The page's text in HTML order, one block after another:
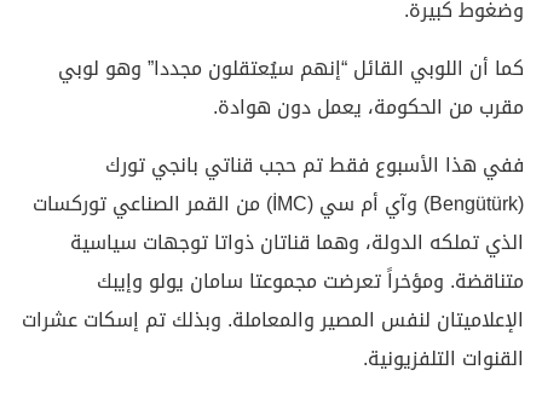
وضغوط كبيرة.
كما أن اللوبي القائل “إنهم سيُعتقلون مجددا” وهو لوبي
مقرب من الحكومة، يعمل دون هوادة.
ففي هذا الأسبوع فقط تم حجب قناتي بانجي تورك
(Bengütürk) وآي أم سي (İMC) من القمر الصناعي توركسات
الذي تملكه الدولة، وهما قناتان ذواتا توجهات سياسية
متناقضة. ومؤخراً تعرضت مجموعتا سامان يولو وإيبك
الإعلاميتان لنفس المصير والمعاملة. وبذلك تم إسكات عشرات
القنوات التلفزيونية.